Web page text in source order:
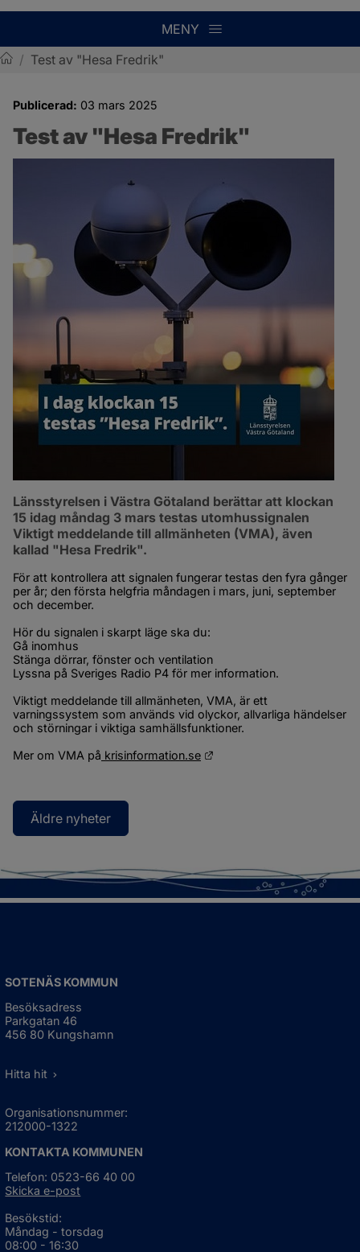
MENY
/ Test av "Hesa Fredrik"
Publicerad: 03 mars 2025
Test av "Hesa Fredrik"
Länsstyrelsen i Västra Götaland berättar att klockan
15 idag måndag 3 mars testas utomhussignalen
Viktigt meddelande till allmänheten (VMA), även
kallad "Hesa Fredrik".
För att kontrollera att signalen fungerar testas den fyra gånger
per år; den första helgfria måndagen i mars, juni, september
och december.
Hör du signalen i skarpt läge ska du:
Gå inomhus
Stänga dörrar, fönster och ventilation
Lyssna på Sveriges Radio P4 för mer information.
Viktigt meddelande till allmänheten, VMA, är ett
varningssystem som används vid olyckor, allvarliga händelser
och störningar i viktiga samhällsfunktioner.
Mer om VMA på krisinformation.se
Äldre nyheter
SOTENÄS KOMMUN
Besöksadress
Parkgatan 46
456 80 Kungshamn
Hitta hit
Organisationsnummer:
212000-1322
KONTAKTA KOMMUNEN
Telefon: 0523-66 40 00
Skicka e-post
Besökstid:
Måndag - torsdag
08:00 - 16:30